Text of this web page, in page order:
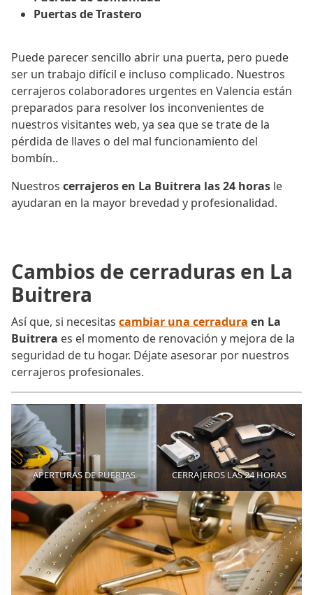
Puertas de Trastero
Puede parecer sencillo abrir una puerta, pero puede
ser un trabajo difícil e incluso complicado. Nuestros
cerrajeros colaboradores urgentes en Valencia están
preparados para resolver los inconvenientes de
nuestros visitantes web, ya sea que se trate de la
pérdida de llaves o del mal funcionamiento del
bombín..
Nuestros cerrajeros en La Buitrera las 24 horas le
ayudaran en la mayor brevedad y profesionalidad.
Cambios de cerraduras en La
Buitrera
Así que, si necesitas cambiar una cerradura en La
Buitrera es el momento de renovación y mejora de la
seguridad de tu hogar. Déjate asesorar por nuestros
cerrajeros profesionales.
APERTURAS DE PUERTAS CERRAJEROS LAS 24 HORAS